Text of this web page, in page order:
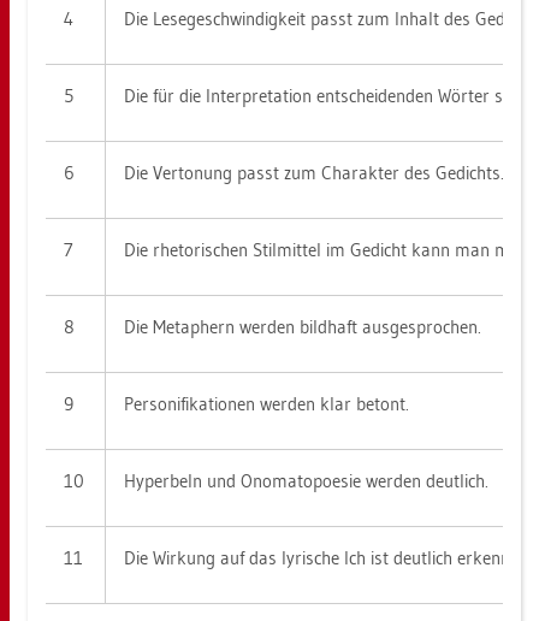
4 Die Le­se­ge­schwin­dig­keit passt zum In­halt des
5 Die für die In­ter­pre­ta­ti­on ent­schei­den­den Wör­ter sind
6 Die Ver­to­nung passt zum Cha­rak­ter des Ge­dichts.
7 Die rhe­to­ri­schen Stil­mit­tel im Ge­dicht kann man mit
8 Die Me­ta­phern wer­den bild­haft aus­ge­spro­chen.
9 Per­so­ni­fi­ka­tio­nen wer­den klar be­tont.
10 Hy­per­beln und Ono­ma­to­poe­sie wer­den deut­lich.
11 Die Wir­kung auf das ly­ri­sche Ich ist deut­lich er­kenn­bar.